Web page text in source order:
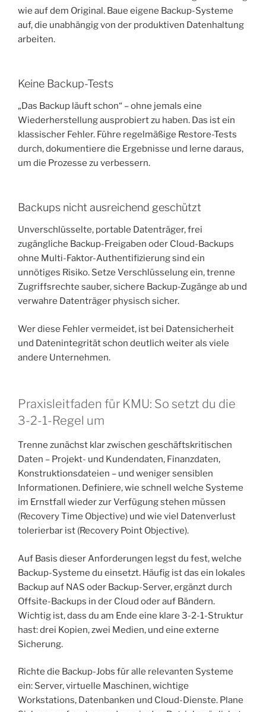
wie auf dem Original. Baue eigene Backup-Systeme
auf, die unabhängig von der produktiven Datenhaltung
arbeiten.
Keine Backup-Tests
„Das Backup läuft schon“ – ohne jemals eine
Wiederherstellung ausprobiert zu haben. Das ist ein
klassischer Fehler. Führe regelmäßige Restore-Tests
durch, dokumentiere die Ergebnisse und lerne daraus,
um die Prozesse zu verbessern.
Backups nicht ausreichend geschützt
Unverschlüsselte, portable Datenträger, frei
zugängliche Backup-Freigaben oder Cloud-Backups
ohne Multi-Faktor-Authentifizierung sind ein
unnötiges Risiko. Setze Verschlüsselung ein, trenne
Zugriffsrechte sauber, sichere Backup-Zugänge ab und
verwahre Datenträger physisch sicher.
Wer diese Fehler vermeidet, ist bei Datensicherheit
und Datenintegrität schon deutlich weiter als viele
andere Unternehmen.
Praxisleitfaden für KMU: So setzt du die
3-2-1-Regel um
Trenne zunächst klar zwischen geschäftskritischen
Daten – Projekt- und Kundendaten, Finanzdaten,
Konstruktionsdateien – und weniger sensiblen
Informationen. Definiere, wie schnell welche Systeme
im Ernstfall wieder zur Verfügung stehen müssen
(Recovery Time Objective) und wie viel Datenverlust
tolerierbar ist (Recovery Point Objective).
Auf Basis dieser Anforderungen legst du fest, welche
Backup-Systeme du einsetzt. Häufig ist das ein lokales
Backup auf NAS oder Backup-Server, ergänzt durch
Offsite-Backups in der Cloud oder auf Bändern.
Wichtig ist, dass du am Ende eine klare 3-2-1-Struktur
hast: drei Kopien, zwei Medien, und eine externe
Sicherung.
Richte die Backup-Jobs für alle relevanten Systeme
ein: Server, virtuelle Maschinen, wichtige
Workstations, Datenbanken und Cloud-Dienste. Plane